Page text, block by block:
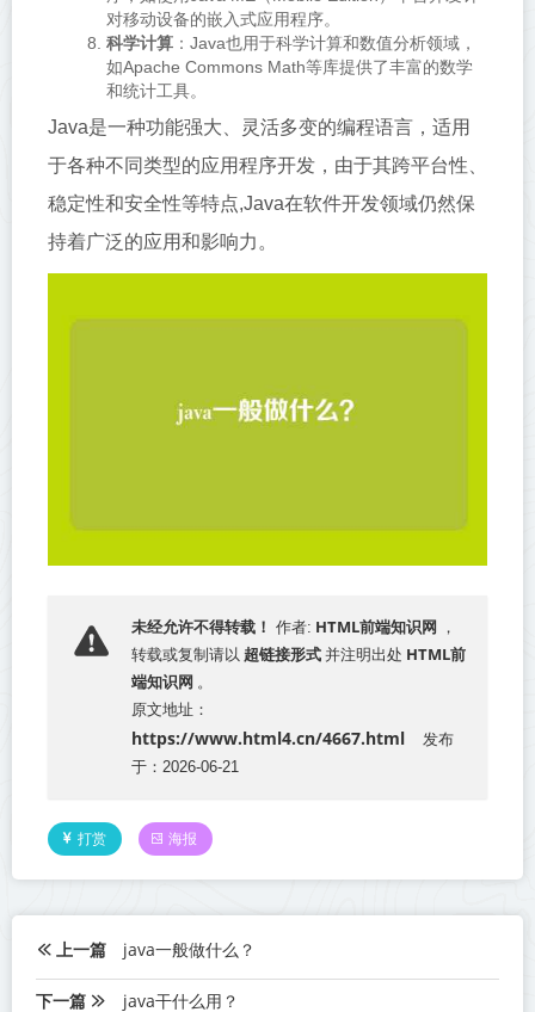
对移动设备的嵌入式应用程序。
科学计算 ：Java也用于科学计算和数值分析领域，
如Apache Commons Math等库提供了丰富的数学
和统计工具。
Java是一种功能强大、灵活多变的编程语言，适用
于各种不同类型的应用程序开发，由于其跨平台性、
稳定性和安全性等特点,Java在软件开发领域仍然保
持着广泛的应用和影响力。
未经允许不得转载！ 作者: HTML前端知识网 ，
转载或复制请以 超链接形式 并注明出处 HTML前
端知识网 。
原文地址：
https://www.html4.cn/4667.html
发布
于：2026-06-21
打赏 海报
上一篇 java一般做什么？
下一篇 java干什么用？